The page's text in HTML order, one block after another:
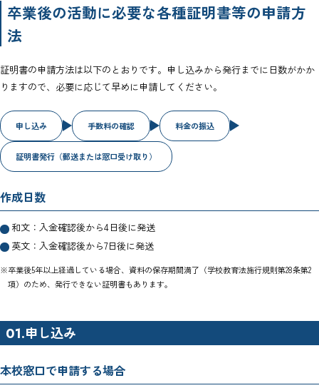
卒業後の活動に必要な各種証明書等の申請方
法
証明書の申請方法は以下のとおりです。申し込みから発行までに日数がかか
りますので、必要に応じて早めに申請してください。
申し込み 手数料の確認 料金の振込
証明書発行（郵送または窓口受け取り）
作成日数
和文：入金確認後から4日後に発送
英文：入金確認後から7日後に発送
※卒業後5年以上経過している場合、資料の保存期間満了（学校教育法施行規則第28条第2
項）のため、発行できない証明書もあります。
01.申し込み
本校窓口で申請する場合